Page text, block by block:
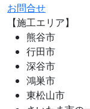
お問合せ
【施工エリア】
熊谷市
行田市
深谷市
鴻巣市
東松山市